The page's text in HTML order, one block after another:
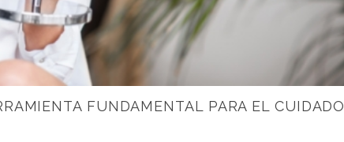
FUNDAMENTAL PARA EL CUIDADO